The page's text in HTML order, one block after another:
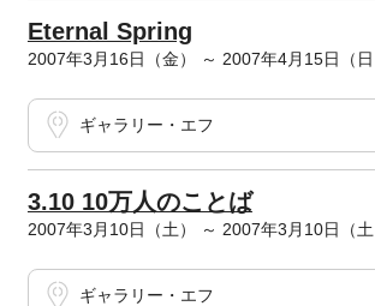
Eternal Spring
2007年3月16日（金） ～ 2007年4月15日（日
ギャラリー・エフ
3.10 10万人のことば
2007年3月10日（土） ～ 2007年3月10日（土
ギャラリー・エフ